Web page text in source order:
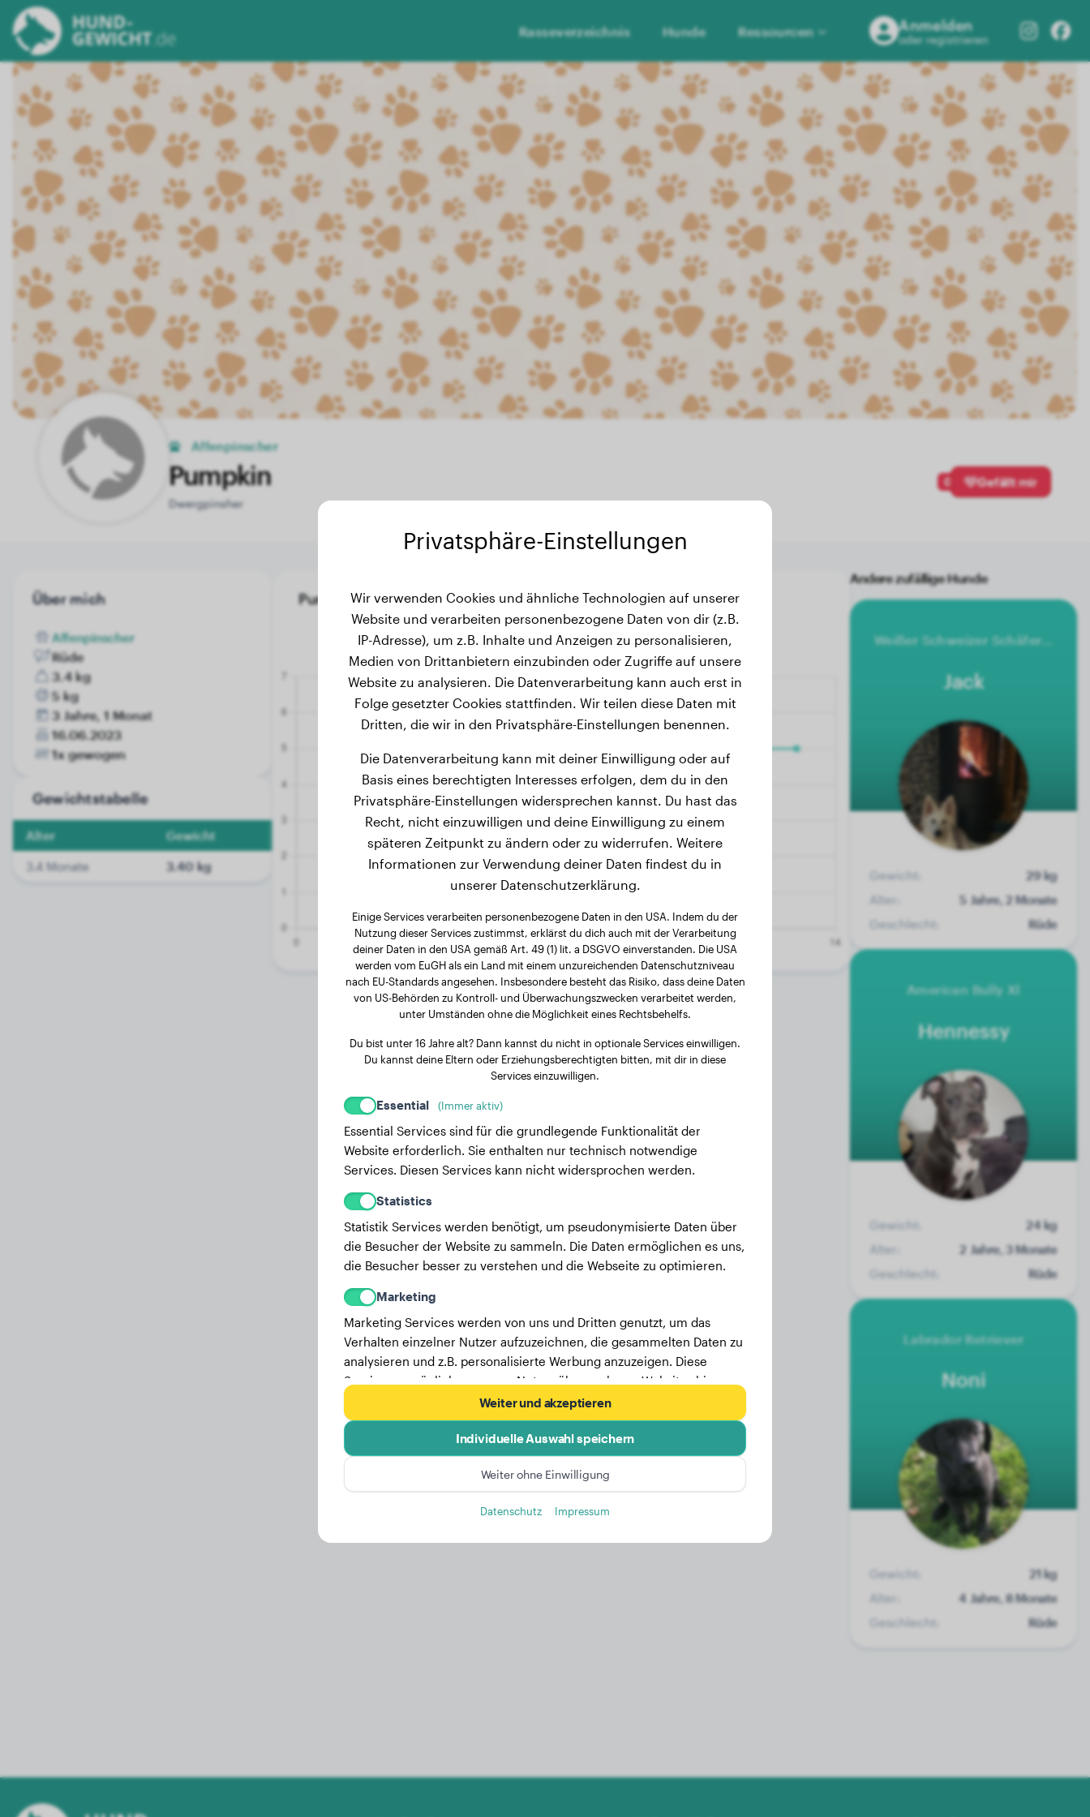
Rasseverzeichnis Hunde Ressourcen Anmelden
oder registrieren
Affenpinscher
Pumpkin
Dwergpinsher
0 Gefällt mir
Über mich
Affenpinscher
Rüde
3.4 kg
5 kg
3 Jahre, 1 Monat
16.06.2023
1x gewogen
Gewichtstabelle
Alter Gewicht
3.4 Monate 3.40 kg
Pumpkin's Gewichtsverlauf
Andere zufällige Hunde
Jack
Gewicht:
29 kg
Alter:
5 Jahre, 2 Monate
Geschlecht:
Rüde
American Bully Xl
Hennessy
Gewicht:
24 kg
Alter:
2 Jahre, 3 Monate
Geschlecht:
Rüde
Labrador Retriever
Noni
Gewicht:
21 kg
Alter:
4 Jahre, 8 Monate
Geschlecht:
Rüde
Privatsphäre-Einstellungen
Wir verwenden Cookies und ähnliche Technologien auf unserer
Website und verarbeiten personenbezogene Daten von dir (z.B.
IP-Adresse), um z.B. Inhalte und Anzeigen zu personalisieren,
Medien von Drittanbietern einzubinden oder Zugriffe auf unsere
Website zu analysieren. Die Datenverarbeitung kann auch erst in
Folge gesetzter Cookies stattfinden. Wir teilen diese Daten mit
Dritten, die wir in den Privatsphäre-Einstellungen benennen.
Die Datenverarbeitung kann mit deiner Einwilligung oder auf
Basis eines berechtigten Interesses erfolgen, dem du in den
Privatsphäre-Einstellungen widersprechen kannst. Du hast das
Recht, nicht einzuwilligen und deine Einwilligung zu einem
späteren Zeitpunkt zu ändern oder zu widerrufen. Weitere
Informationen zur Verwendung deiner Daten findest du in
unserer Datenschutzerklärung.
Einige Services verarbeiten personenbezogene Daten in den USA. Indem du der
Nutzung dieser Services zustimmst, erklärst du dich auch mit der Verarbeitung
deiner Daten in den USA gemäß Art. 49 (1) lit. a DSGVO einverstanden. Die USA
werden vom EuGH als ein Land mit einem unzureichenden Datenschutzniveau
nach EU-Standards angesehen. Insbesondere besteht das Risiko, dass deine Daten
von US-Behörden zu Kontroll- und Überwachungszwecken verarbeitet werden,
unter Umständen ohne die Möglichkeit eines Rechtsbehelfs.
Du bist unter 16 Jahre alt? Dann kannst du nicht in optionale Services einwilligen.
Du kannst deine Eltern oder Erziehungsberechtigten bitten, mit dir in diese
Services einzuwilligen.
Essential (Immer aktiv)
Essential Services sind für die grundlegende Funktionalität der
Website erforderlich. Sie enthalten nur technisch notwendige
Services. Diesen Services kann nicht widersprochen werden.
Statistics
Statistik Services werden benötigt, um pseudonymisierte Daten über
die Besucher der Website zu sammeln. Die Daten ermöglichen es uns,
die Besucher besser zu verstehen und die Webseite zu optimieren.
Marketing
Marketing Services werden von uns und Dritten genutzt, um das
Verhalten einzelner Nutzer aufzuzeichnen, die gesammelten Daten zu
analysieren und z.B. personalisierte Werbung anzuzeigen. Diese
Services ermöglichen es uns, Nutzer über mehrere Websites hinweg
Hier findest du eine Liste unserer Werbepartner.
Mehr Informationen in unserer Datenschutzerklärung
Weiter und akzeptieren
Individuelle Auswahl speichern
Weiter ohne Einwilligung
Datenschutz Impressum